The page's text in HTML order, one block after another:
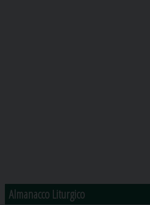
Almanacco Liturgico